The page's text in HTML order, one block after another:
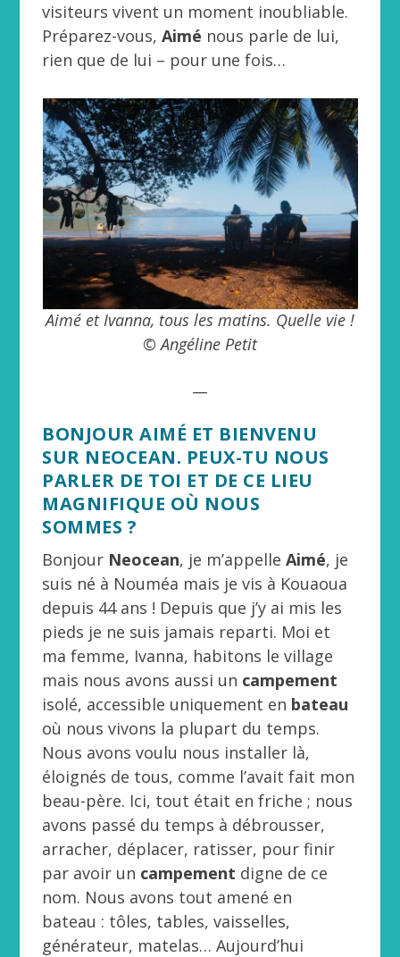
visiteurs vivent un moment inoubliable.
Préparez-vous,Aimé nous parle de lui,
rien que de lui – pour une fois…
Aimé et Ivanna, tous les matins. Quelle vie !
© Angéline Petit
BONJOUR AIMÉ ET BIENVENU
SUR NEOCEAN. PEUX-TU NOUS
PARLER DE TOI ET DE CE LIEU
MAGNIFIQUE OÙ NOUS
SOMMES ?
Bonjour Neocean, je m’appelleAimé, je
suis né à Nouméa mais je vis à Kouaoua
depuis 44 ans ! Depuis que j’y ai mis les
pieds je ne suis jamais reparti. Moi et
ma femme, Ivanna, habitons le village
mais nous avons aussi un campement
isolé, accessible uniquement en bateau
où nous vivons la plupart du temps.
Nous avons voulu nous installer là,
éloignés de tous, comme l’avait fait mon
beau-père. Ici, tout était en friche ; nous
avons passé du temps à débrousser,
arracher, déplacer, ratisser, pour finir
par avoir un campement digne de ce
nom. Nous avons tout amené en
bateau : tôles, tables, vaisselles,
générateur, matelas… Aujourd’hui